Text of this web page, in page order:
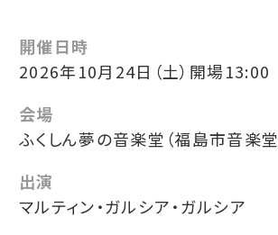
開催日時
2026年10月24日（土）開場
会場
ふくしん夢の音楽堂（福島市音楽堂
出演
マルティン・ガルシア・ガルシア